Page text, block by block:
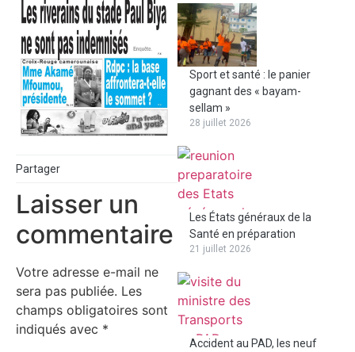
Partager
Laisser un
commentaire
Votre adresse e-mail ne
sera pas publiée. Les
champs obligatoires sont
indiqués avec *
Sport et santé : le panier
gagnant des « bayam-
sellam »
28 juillet 2026
Les États généraux de la
Santé en préparation
21 juillet 2026
Accident au PAD, les neuf